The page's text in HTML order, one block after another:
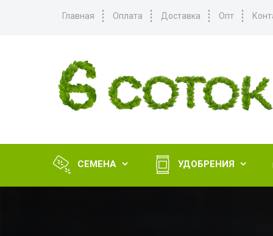
Главная Оплата Доставка Опт
СЕМЕНА  УДОБРЕНИЯ 